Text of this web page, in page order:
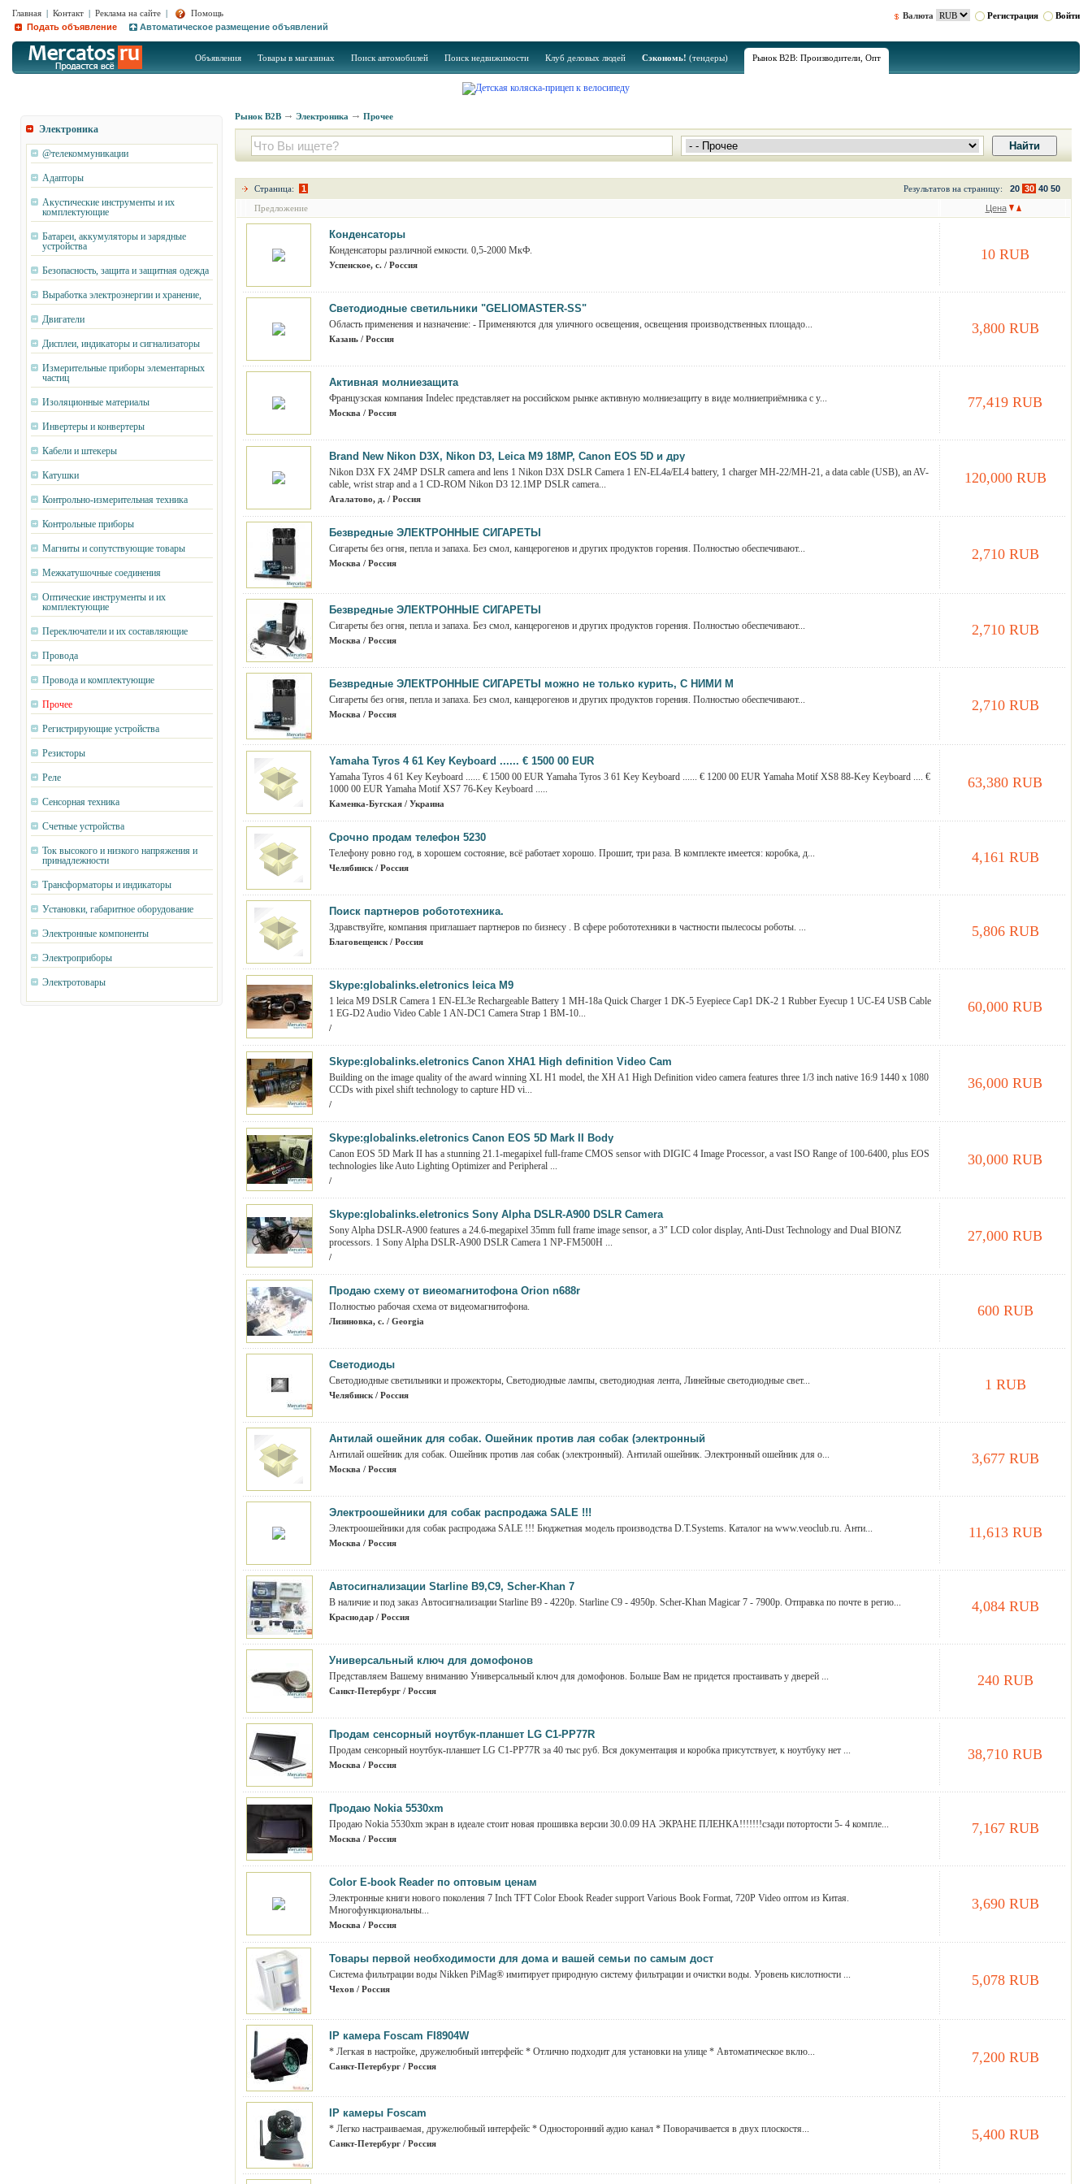
Главная | Контакт | Реклама на сайте |
Помощь
Подать объявление
Автоматическое размещение объявлений
Валюта Регистрация Войти
Объявления Товары в магазинах Поиск автомобилей Поиск недвижимости Клуб деловых людей Сэкономь! (тендеры) Рынок B2B: Производители, Опт
Электроника
@телекоммуникации
Адапторы
Акустические инструменты и их
комплектующие
Батареи, аккумуляторы и зарядные
устройства
Безопасность, защита и защитная одежда
Выработка электроэнергии и хранение,
Двигатели
Дисплеи, индикаторы и сигнализаторы
Измерительные приборы элементарных
частиц
Изоляционные материалы
Инвертеры и конвертеры
Кабели и штекеры
Катушки
Контрольно-измерительная техника
Контрольные приборы
Магниты и сопутствующие товары
Межкатушочные соединения
Оптические инструменты и их
комплектующие
Переключатели и их составляющие
Провода
Провода и комплектующие
Прочее
Регистрирующие устройства
Резисторы
Реле
Сенсорная техника
Счетные устройства
Ток высокого и низкого напряжения и
принадлежности
Трансформаторы и индикаторы
Установки, габаритное оборудование
Электронные компоненты
Электроприборы
Электротовары
Рынок B2B Электроника Прочее
Страница: 1 Результатов на страницу: 20 30 40 50
Предложение
Цена
Конденсаторы
Конденсаторы различной емкости. 0,5-2000 МкФ.
Успенское, с. / Россия
10 RUB
Светодиодные светильники "GELIOMASTER-SS"
Область применения и назначение: - Применяются для уличного освещения, освещения производственных площадо...
Казань / Россия
3,800 RUB
Активная молниезащита
Французская компания Indelec представляет на российском рынке активную молниезащиту в виде молниеприёмника с у...
Москва / Россия
77,419 RUB
Brand New Nikon D3X, Nikon D3, Leica M9 18MP, Canon EOS 5D и дру
Nikon D3X FX 24MP DSLR camera and lens 1 Nikon D3X DSLR Camera 1 EN-EL4a/EL4 battery, 1 charger MH-22/MH-21, a data cable (USB), an AV-
cable, wrist strap and a 1 CD-ROM Nikon D3 12.1MP DSLR camera...
Агалатово, д. / Россия
120,000 RUB
Безвредные ЭЛЕКТРОННЫЕ СИГАРЕТЫ
Сигареты без огня, пепла и запаха. Без смол, канцерогенов и других продуктов горения. Полностью обеспечивают...
Москва / Россия
2,710 RUB
Безвредные ЭЛЕКТРОННЫЕ СИГАРЕТЫ
Сигареты без огня, пепла и запаха. Без смол, канцерогенов и других продуктов горения. Полностью обеспечивают...
Москва / Россия
2,710 RUB
Безвредные ЭЛЕКТРОННЫЕ СИГАРЕТЫ можно не только курить, С НИМИ М
Сигареты без огня, пепла и запаха. Без смол, канцерогенов и других продуктов горения. Полностью обеспечивают...
Москва / Россия
2,710 RUB
Yamaha Tyros 4 61 Key Keyboard ...... € 1500 00 EUR
Yamaha Tyros 4 61 Key Keyboard ...... € 1500 00 EUR Yamaha Tyros 3 61 Key Keyboard ...... € 1200 00 EUR Yamaha Motif XS8 88-Key Keyboard .... €
1000 00 EUR Yamaha Motif XS7 76-Key Keyboard .....
Каменка-Бугская / Украина
63,380 RUB
Срочно продам телефон 5230
Телефону ровно год, в хорошем состояние, всё работает хорошо. Прошит, три раза. В комплекте имеется: коробка, д...
Челябинск / Россия
4,161 RUB
Поиск партнеров робототехника.
Здравствуйте, компания приглашает партнеров по бизнесу . В сфере робототехники в частности пылесосы роботы. ...
Благовещенск / Россия
5,806 RUB
Skype:globalinks.eletronics leica M9
1 leica M9 DSLR Camera 1 EN-EL3e Rechargeable Battery 1 MH-18a Quick Charger 1 DK-5 Eyepiece Cap1 DK-2 1 Rubber Eyecup 1 UC-E4 USB Cable
1 EG-D2 Audio Video Cable 1 AN-DC1 Camera Strap 1 BM-10...
/
60,000 RUB
Skype:globalinks.eletronics Canon XHA1 High definition Video Cam
Building on the image quality of the award winning XL H1 model, the XH A1 High Definition video camera features three 1/3 inch native 16:9 1440 x 1080
CCDs with pixel shift technology to capture HD vi...
/
36,000 RUB
Skype:globalinks.eletronics Canon EOS 5D Mark II Body
Canon EOS 5D Mark II has a stunning 21.1-megapixel full-frame CMOS sensor with DIGIC 4 Image Processor, a vast ISO Range of 100-6400, plus EOS
technologies like Auto Lighting Optimizer and Peripheral ...
/
30,000 RUB
Skype:globalinks.eletronics Sony Alpha DSLR-A900 DSLR Camera
Sony Alpha DSLR-A900 features a 24.6-megapixel 35mm full frame image sensor, a 3" LCD color display, Anti-Dust Technology and Dual BIONZ
processors. 1 Sony Alpha DSLR-A900 DSLR Camera 1 NP-FM500H ...
/
27,000 RUB
Продаю схему от виеомагнитофона Orion n688r
Полностью рабочая схема от видеомагнитофона.
Лизиновка, с. / Georgia
600 RUB
Светодиоды
Светодиодные светильники и прожекторы, Светодиодные лампы, светодиодная лента, Линейные светодиодные свет...
Челябинск / Россия
1 RUB
Антилай ошейник для собак. Ошейник против лая собак (электронный
Антилай ошейник для собак. Ошейник против лая собак (электронный). Антилай ошейник. Электронный ошейник для о...
Москва / Россия
3,677 RUB
Электроошейники для собак распродажа SALE !!!
Электроошейники для собак распродажа SALE !!! Бюджетная модель производства D.T.Systems. Каталог на www.veoclub.ru. Анти...
Москва / Россия
11,613 RUB
Автосигнализации Starline B9,C9, Scher-Khan 7
В наличие и под заказ Автосигнализации Starline B9 - 4220р. Starline C9 - 4950р. Scher-Khan Magicar 7 - 7900р. Отправка по почте в регио...
Краснодар / Россия
4,084 RUB
Универсальный ключ для домофонов
Представляем Вашему вниманию Универсальный ключ для домофонов. Больше Вам не придется простаивать у дверей ...
Санкт-Петербург / Россия
240 RUB
Продам сенсорный ноутбук-планшет LG C1-PP77R
Продам сенсорный ноутбук-планшет LG C1-PP77R за 40 тыс руб. Вся документация и коробка присутствует, к ноутбуку нет ...
Москва / Россия
38,710 RUB
Продаю Nokia 5530xm
Продаю Nokia 5530xm экран в идеале стоит новая прошивка версии 30.0.09 НА ЭКРАНЕ ПЛЕНКА!!!!!!!сзади потортости 5- 4 компле...
Москва / Россия
7,167 RUB
Color E-book Reader по оптовым ценам
Электронные книги нового поколения 7 Inch TFT Color Ebook Reader support Various Book Format, 720P Video оптом из Китая.
Многофункциональны...
Москва / Россия
3,690 RUB
Товары первой необходимости для дома и вашей семьи по самым дост
Система фильтрации воды Nikken PiMag® имитирует природную систему фильтрации и очистки воды. Уровень кислотности ...
Чехов / Россия
5,078 RUB
IP камера Foscam FI8904W
* Легкая в настройке, дружелюбный интерфейс * Отлично подходит для установки на улице * Автоматическое вклю...
Санкт-Петербург / Россия
7,200 RUB
IP камеры Foscam
* Легко настраиваемая, дружелюбный интерфейс * Односторонний аудио канал * Поворачивается в двух плоскостя...
Санкт-Петербург / Россия
5,400 RUB